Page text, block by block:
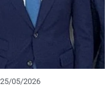
25/05/2026